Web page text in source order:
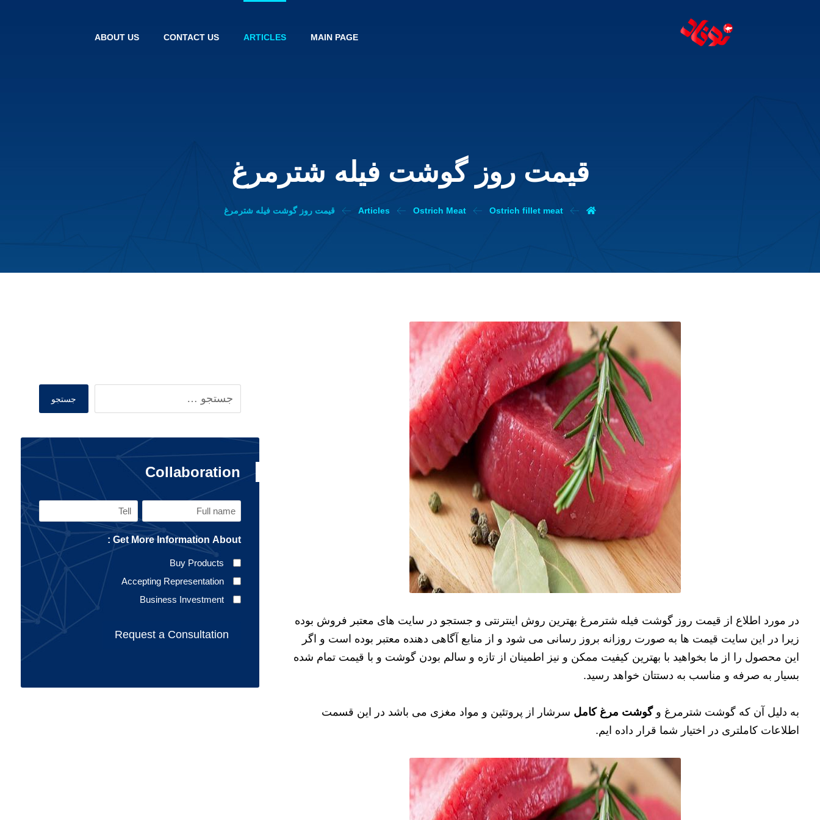
MAIN PAGE
ARTICLES
CONTACT US
ABOUT US
قیمت روز گوشت فیله شترمرغ
Articles Ostrich Meat Ostrich fillet meat قیمت روز گوشت فیله شترمرغ
در مورد اطلاع از قیمت روز گوشت فیله شترمرغ بهترین روش اینترنتی و جستجو در سایت های معتبر فروش بوده
زیرا در این سایت قیمت ها به صورت روزانه بروز رسانی می شود و از منابع آگاهی دهنده معتبر بوده است و اگر
این محصول را از ما بخواهید با بهترین کیفیت ممکن و نیز اطمینان از تازه و سالم بودن گوشت و با قیمت تمام شده
بسیار به صرفه و مناسب به دستتان خواهد رسید.
به دلیل آن که گوشت شترمرغ وگوشت مرغ کامل سرشار از پروتئین و مواد مغزی می باشد در این قسمت
اطلاعات کاملتری در اختیار شما قرار داده ایم.
جستجو
Collaboration
Full
name
(Required)
Tell
Get More Information About :
Buy Products
Accepting Representation
Business Investment